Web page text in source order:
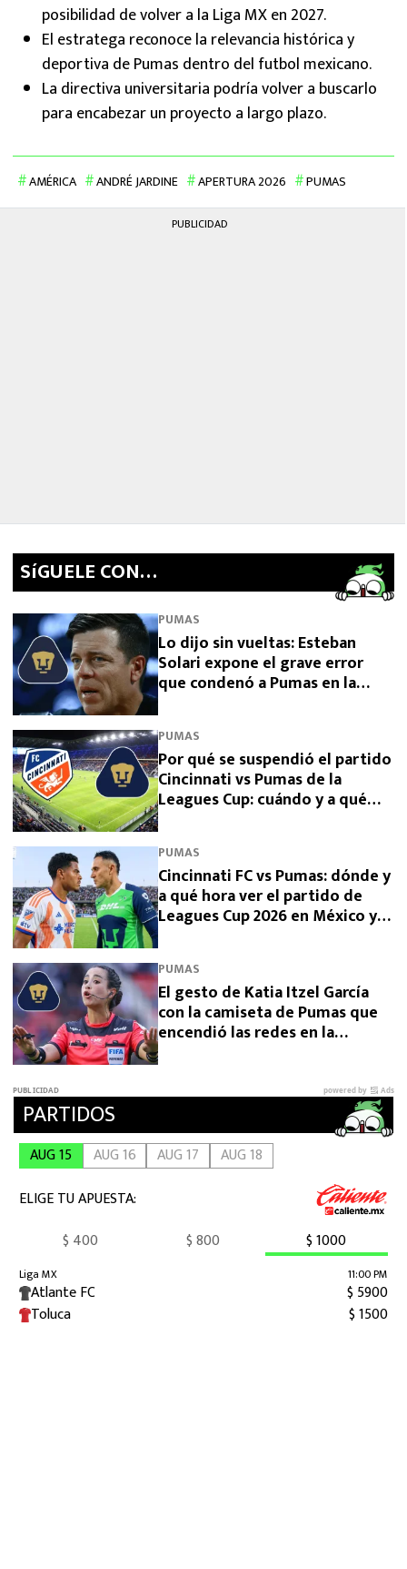
posibilidad de volver a la Liga MX en 2027.
El estratega reconoce la relevancia histórica y
deportiva de Pumas dentro del futbol mexicano.
La directiva universitaria podría volver a buscarlo
para encabezar un proyecto a largo plazo.
AMÉRICA ANDRÉ JARDINE APERTURA 2026 PUMAS
PUBLICIDAD
SíGUELE CON…
PUMAS
Lo dijo sin vueltas: Esteban
Solari expone el grave error
que condenó a Pumas en la
PUMAS
Por qué se suspendió el partido
Cincinnati vs Pumas de la
Leagues Cup: cuándo y a qué
PUMAS
Cincinnati FC vs Pumas: dónde y
a qué hora ver el partido de
Leagues Cup 2026 en México y
PUMAS
El gesto de Katia Itzel García
con la camiseta de Pumas que
encendió las redes en la